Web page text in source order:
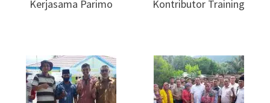
Kerjasama Parimo Kontributor Training